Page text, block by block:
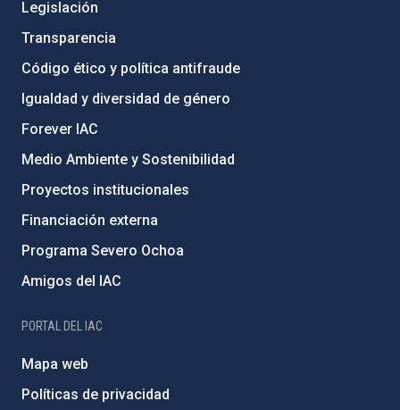
Legislación
Transparencia
Código ético y política antifraude
Igualdad y diversidad de género
Forever IAC
Medio Ambiente y Sostenibilidad
Proyectos institucionales
Financiación externa
Programa Severo Ochoa
Amigos del IAC
PORTAL DEL IAC
Mapa web
Políticas de privacidad